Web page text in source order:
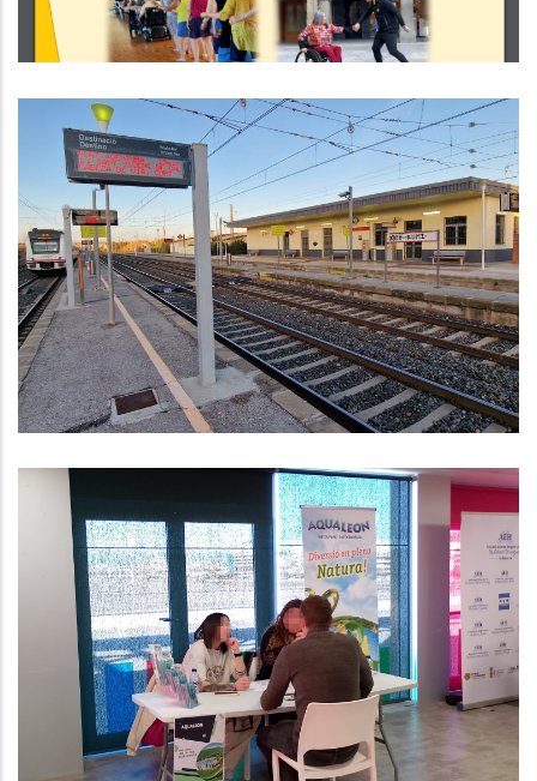
El Consell Comarcal Del Baix
Penedès Reclama Urgentment
Millores Al Servei De Rodalies De
Renfe A La Comarca
Altres
Observatori Del Mercat Laboral
Del Baix Penedès Primer
Trimestre De 2024
Ocupació